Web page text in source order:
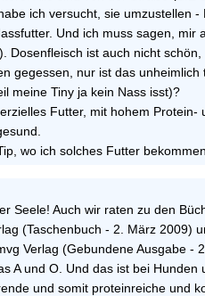
ich versucht, sie umzustellen
Und ich muss sagen,
Dosenfleisch ist auch nicht
gegessen, nur ist das
meine Tiny ja kein Nass isst)?
Futter, mit hohem
wo ich solches Futter
Seele! Auch wir raten zu den
(Taschenbuch - 2. März 2009)
Verlag (Gebundene Ausgabe -
A und O. Und das ist bei Hunden
und somit proteinreiche und